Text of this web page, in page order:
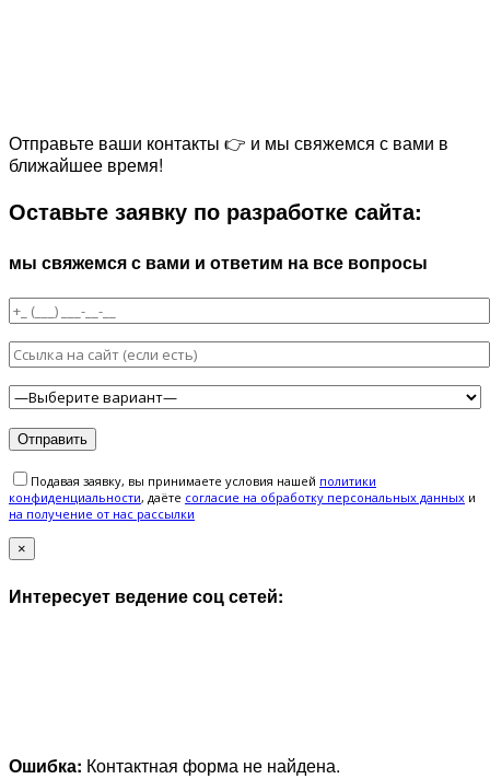
Отправьте ваши контакты 👉 и мы свяжемся с вами в
ближайшее время!
Оставьте заявку по разработке сайта:
мы свяжемся с вами и ответим на все вопросы
Подавая заявку, вы принимаете условия нашей политики
конфиденциальности, даёте cогласие на обработку персональных данных и
на получение от нас рассылки
×
Интересует ведение соц сетей:
Ошибка: Контактная форма не найдена.